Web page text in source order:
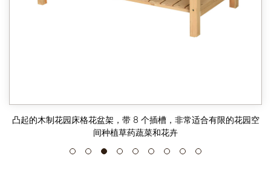
凸起的木制花园床格花盆架，带 8 个插槽，非常适合有限的花园空
间种植草药蔬菜和花卉